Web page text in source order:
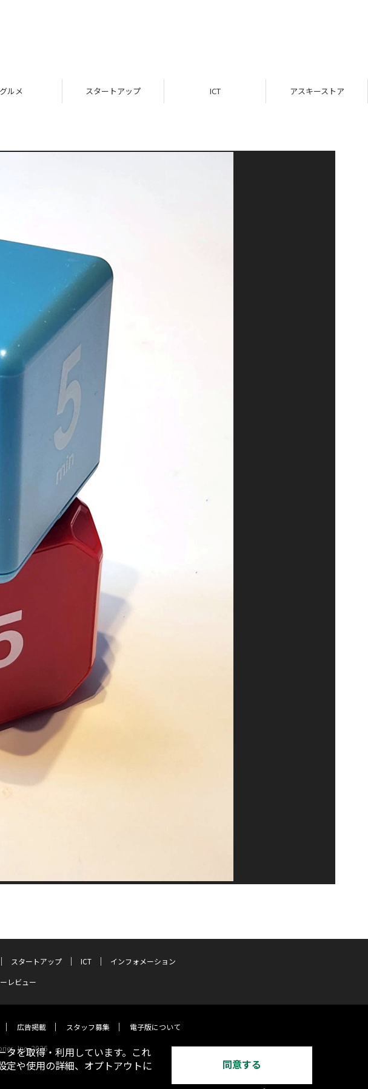
グルメ スタートアップ ICT アスキーストア
スタートアップ ICT
インフォメーション
レビュー
広告掲載 スタッフ募集 電子版について
Inc. 2026
タを取得・利用しています。これ
定や使用の詳細、オプトアウトに
同意する